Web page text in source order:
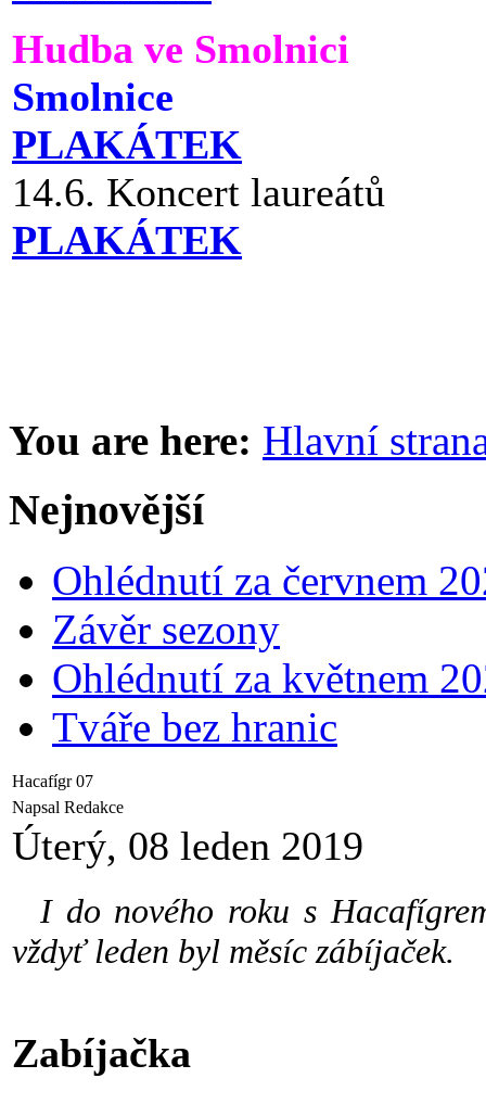
Hudba ve Smolnici
Smolnice
PLAKÁTEK
14.6. Koncert laureátů
PLAKÁTEK
You are here: Hlavní
Nejnovější
Ohlédnutí za červnem
Závěr sezony
Ohlédnutí za květnem
Tváře bez hranic
Hacafígr 07
Napsal Redakce
Úterý, 08 leden 2019
I do nového roku s
vždyť leden byl měsíc zábíjaček.
Zabíjačka